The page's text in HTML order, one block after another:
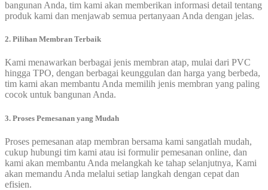
bangunan Anda, tim kami akan memberikan informasi detail tentang
produk kami dan menjawab semua pertanyaan Anda dengan jelas.
2. Pilihan Membran Terbaik
Kami menawarkan berbagai jenis membran atap, mulai dari PVC
hingga TPO, dengan berbagai keunggulan dan harga yang berbeda,
tim kami akan membantu Anda memilih jenis membran yang paling
cocok untuk bangunan Anda.
3. Proses Pemesanan yang Mudah
Proses pemesanan atap membran bersama kami sangatlah mudah,
cukup hubungi tim kami atau isi formulir pemesanan online, dan
kami akan membantu Anda melangkah ke tahap selanjutnya, Kami
akan memandu Anda melalui setiap langkah dengan cepat dan
efisien.